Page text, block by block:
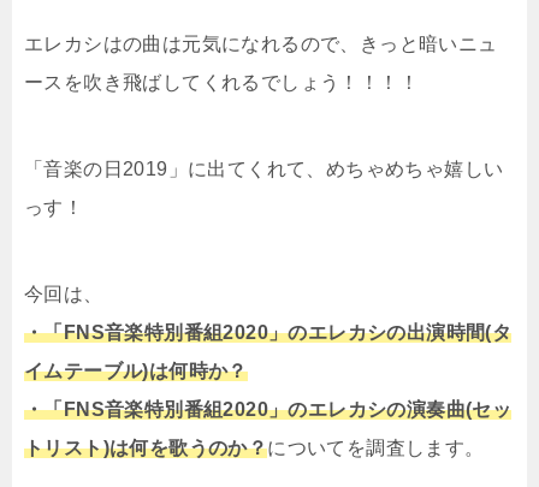
エレカシはの曲は元気になれるので、きっと暗いニュ
ースを吹き飛ばしてくれるでしょう！！！！
「音楽の日2019」に出てくれて、めちゃめちゃ嬉しい
っす！
今回は、
・「FNS音楽特別番組2020」のエレカシの出演時間(タ
イムテーブル)は何時か？
・「FNS音楽特別番組2020」のエレカシの演奏曲(セッ
トリスト)は何を歌うのか？についてを調査します。